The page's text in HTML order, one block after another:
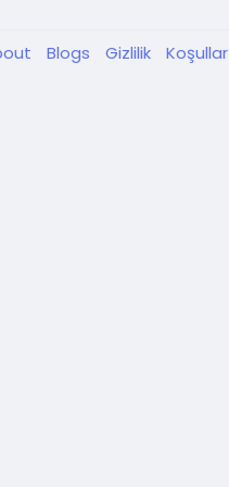
Blogs Gizlilik Koşullar